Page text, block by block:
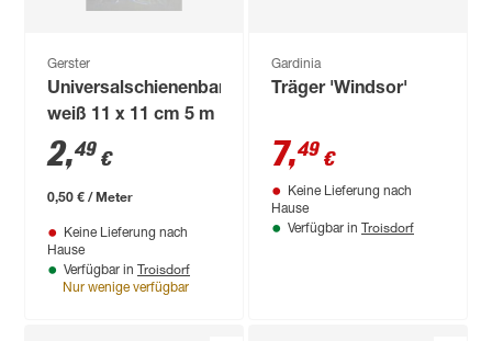
Gerster
Universalschienenband
weiß 11 x 11 cm 5 m
2,49 €
0,50 € / Meter
Keine Lieferung nach
Hause
Verfügbar in Troisdorf
Nur wenige verfügbar
Gardinia
Träger 'Windsor'
7,49 €
Keine Lieferung nach
Hause
Verfügbar in Troisdorf